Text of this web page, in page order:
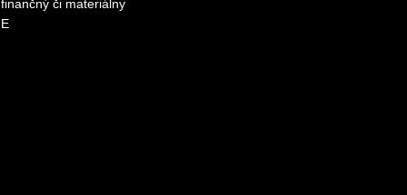
či materiálny